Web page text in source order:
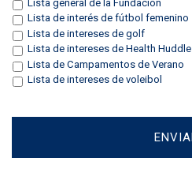
Lista general de la Fundación
Lista de interés de fútbol femenino
Lista de intereses de golf
Lista de intereses de Health Huddle
Lista de Campamentos de Verano
Lista de intereses de voleibol